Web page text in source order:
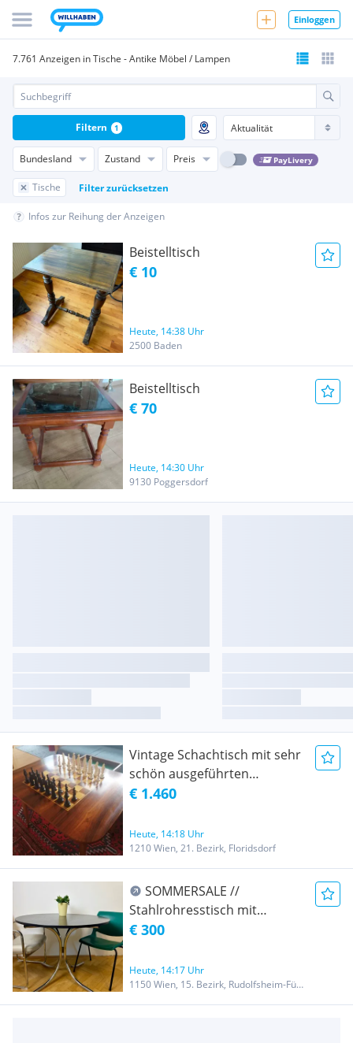
Einloggen
7.761 Anzeigen in Tische - Antike Möbel / Lampen
Bundesland Zustand Preis PayLivery
Tische Filter zurücksetzen
Filtern 1
Infos zur Reihung der Anzeigen
Beistelltisch
€ 10
Heute, 14:38 Uhr
2500 Baden
Beistelltisch
€ 70
Heute, 14:30 Uhr
9130 Poggersdorf
Vintage Schachtisch mit sehr
schön ausgeführten
Schachfiguren und
€ 1.460
Heute, 14:18 Uhr
1210 Wien, 21. Bezirk, Floridsdorf
SOMMERSALE //
Stahlrohresstisch mit
schwarzer Holzplatte
€ 300
Heute, 14:17 Uhr
1150 Wien, 15. Bezirk, Rudolfsheim-Fünfhaus